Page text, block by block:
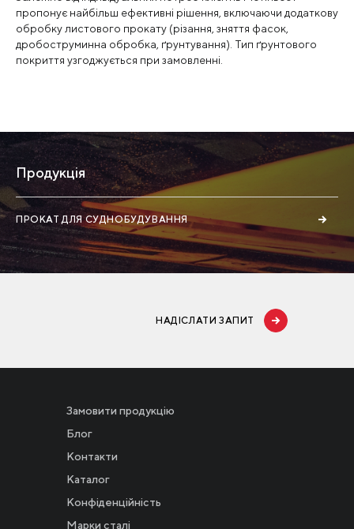
пропонує найбільш ефективні рішення, включаючи додаткову
обробку листового прокату (різання, зняття фасок,
дробоструминна обробка, ґрунтування). Тип ґрунтового
покриття узгоджується при замовленні.
Продукція
ПРОКАТ ДЛЯ СУДНОБУДУВАННЯ
НАДІСЛАТИ ЗАПИТ
Замовити продукцію
Блог
Контакти
Каталог
Конфіденційність
Марки сталі
Новости